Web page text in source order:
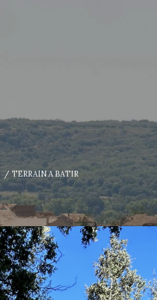
TERRAIN A BATIR